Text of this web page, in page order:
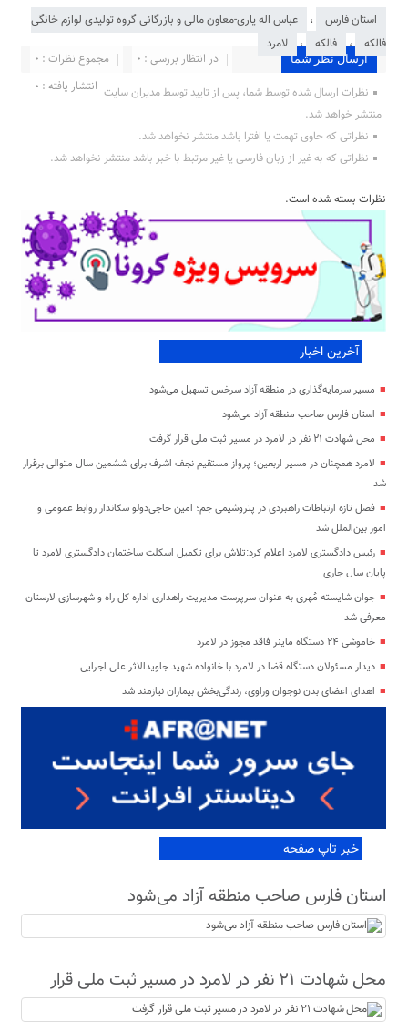
استان فارس ،
عباس اله یاری-معاون مالی و بازرگانی گروه تولیدی لوازم خانگی
فالکه ، فالکه ، لامرد
ارسال نظر شما مجموع نظرات : 0
در انتظار بررسی : 0
انتشار یافته : ۰ نظرات ارسال شده توسط شما، پس از تایید توسط مدیران سایت
منتشر خواهد شد.
نظراتی که حاوی تهمت یا افترا باشد منتشر نخواهد شد.
نظراتی که به غیر از زبان فارسی یا غیر مرتبط با خبر باشد منتشر نخواهد شد.
نظرات بسته شده است.
آخرین اخبار
مسیر سرمایه‌گذاری در منطقه آزاد سرخس تسهیل می‌شود
استان فارس صاحب منطقه آزاد می‌شود
محل شهادت ۲۱ نفر در لامرد در مسیر ثبت ملی قرار گرفت
لامرد همچنان در مسیر اربعین؛ پرواز مستقیم نجف اشرف برای ششمین سال متوالی برقرار
شد
فصل تازه ارتباطات راهبردی در پتروشیمی جم؛ امین حاجی‌دولو سکاندار روابط عمومی و
امور بین‌الملل شد
رئیس دادگستری لامرد اعلام کرد:تلاش برای تکمیل اسکلت ساختمان دادگستری لامرد تا
پایان سال جاری
جوان شایسته مُهری به عنوان سرپرست مدیریت راهداری اداره کل راه و شهرسازی لارستان
معرفی شد
خاموشی ۲۴ دستگاه ماینر فاقد مجوز در لامرد
دیدار مسئولان دستگاه قضا در لامرد با خانواده شهید جاویدالاثر علی اجرایی
اهدای اعضای بدن نوجوان وراوی، زندگی‌بخش بیماران نیازمند شد
خبر تاپ صفحه
استان فارس صاحب منطقه آزاد می‌شود
محل شهادت ۲۱ نفر در لامرد در مسیر ثبت ملی قرار
گرفت